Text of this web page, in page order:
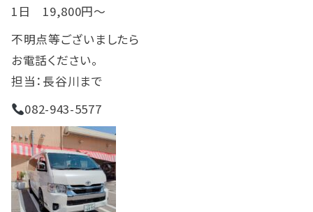
1日 19,800円～
不明点等ございましたら
お電話ください。
担当：長谷川まで
082-943-5577